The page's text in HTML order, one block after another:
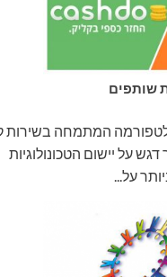
שותפים
המתמחה בשירות
על יישום הטכונולוגיות
על...